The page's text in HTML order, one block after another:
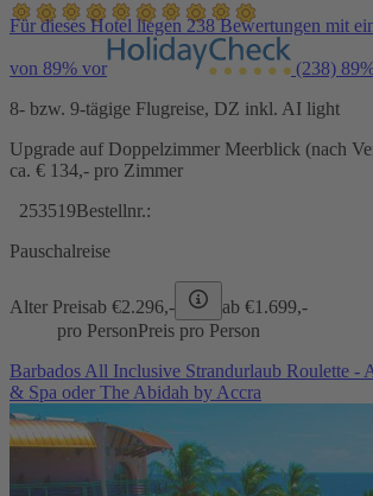
Für dieses Hotel liegen 238 Bewertungen mit
von 89% vor (238)
8- bzw. 9-tägige Flugreise, DZ inkl. AI light
Upgrade auf Doppelzimmer Meerblick (nach
ca. € 134,- pro Zimmer
253519Bestellnr.:
Pauschalreise
Alter Preisab €2.296,- ab €1.699,-
pro PersonPreis pro Person
Barbados All Inclusive Strandurlaub Roulette -
& Spa oder The Abidah by Accra